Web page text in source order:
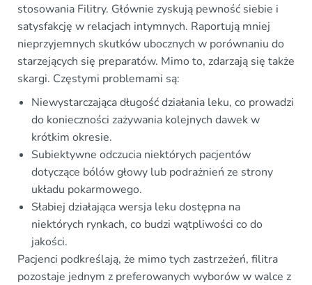
stosowania Filitry. Głównie zyskują pewność siebie i
satysfakcję w relacjach intymnych. Raportują mniej
nieprzyjemnych skutków ubocznych w porównaniu do
starzejących się preparatów. Mimo to, zdarzają się także
skargi. Częstymi problemami są:
Niewystarczająca długość działania leku, co prowadzi
do konieczności zażywania kolejnych dawek w
krótkim okresie.
Subiektywne odczucia niektórych pacjentów
dotyczące bólów głowy lub podrażnień ze strony
układu pokarmowego.
Słabiej działająca wersja leku dostępna na
niektórych rynkach, co budzi wątpliwości co do
jakości.
Pacjenci podkreślają, że mimo tych zastrzeżeń, filitra
pozostaje jednym z preferowanych wyborów w walce z